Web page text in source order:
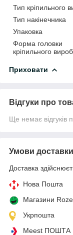
Тип кріпильного
Тип накінечника
Упаковка
Форма головки
кріпильного
Приховати
Відгуки про
Ще немає відгуків
Умови доставки
Доставка
Нова Пошта
Магазини
Укрпошта
Meest ПОШТА